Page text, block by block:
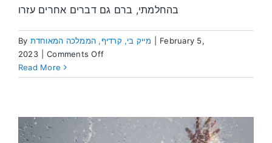
בהחלמתי, ברם גם דברים אחרים עזרו
By מייק בי, קרדיף, הממלכה המאוחדת
February 5,
2023
Comments Offon
אלוהים
טבע
Read More